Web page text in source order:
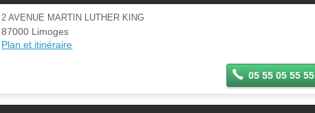
2 AVENUE MARTIN LUTHER KING
87000 Limoges
Plan et itinéraire
05 55 05 55 55